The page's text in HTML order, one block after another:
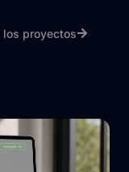
los proyectos